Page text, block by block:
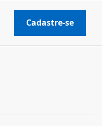
Cadastre-se